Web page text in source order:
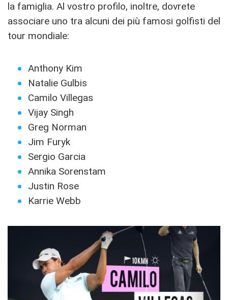
la famiglia. Al vostro profilo, inoltre, dovrete
associare uno tra alcuni dei più famosi golfisti del
tour mondiale:
Anthony Kim
Natalie Gulbis
Camilo Villegas
Vijay Singh
Greg Norman
Jim Furyk
Sergio Garcia
Annika Sorenstam
Justin Rose
Karrie Webb